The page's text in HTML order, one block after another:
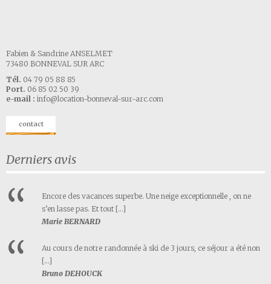
Fabien & Sandrine ANSELMET
73480 BONNEVAL SUR ARC
Tél. 04 79 05 88 85
Port. 06 85 02 50 39
e-mail : info@location-bonneval-sur-arc.com
contact
Derniers avis
Encore des vacances superbe. Une neige exceptionnelle , on ne
s’en lasse pas. Et tout […]
Marie BERNARD
Au cours de notre randonnée à ski de 3 jours, ce séjour a été non
[…]
Bruno DEHOUCK